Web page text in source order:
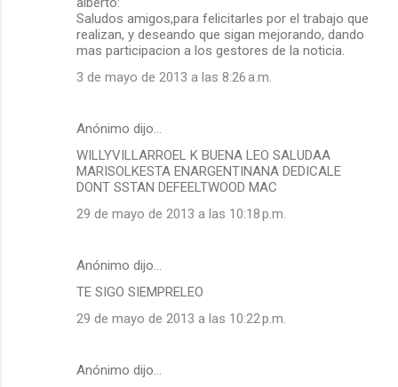
Saludos amigos,para felicitarles por el trabajo que
realizan, y deseando que sigan mejorando, dando
mas participacion a los gestores de la noticia.
3 de mayo de 2013 a las 8:26 a.m.
Anónimo dijo…
WILLYVILLARROEL K BUENA LEO SALUDAA
MARISOLKESTA ENARGENTINANA DEDICALE
DONT SSTAN DEFEELTWOOD MAC
29 de mayo de 2013 a las 10:18 p.m.
Anónimo dijo…
TE SIGO SIEMPRELEO
29 de mayo de 2013 a las 10:22 p.m.
Anónimo dijo…